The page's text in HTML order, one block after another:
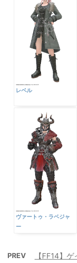
レベル
ヴァートゥ・ラベジャ
ー
PREV
【FF14】